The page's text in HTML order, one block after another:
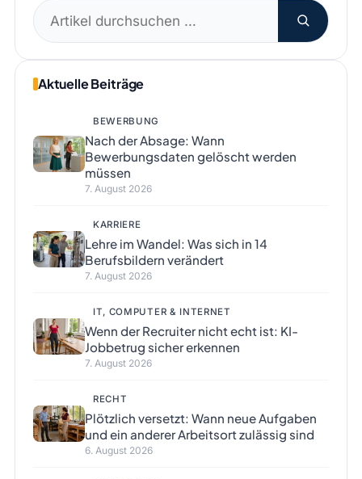
Suchen
nach:
Aktuelle Beiträge
BEWERBUNG
Nach der Absage: Wann
Bewerbungsdaten gelöscht werden
müssen
7. August 2026
KARRIERE
Lehre im Wandel: Was sich in 14
Berufsbildern verändert
7. August 2026
IT, COMPUTER & INTERNET
Wenn der Recruiter nicht echt ist: KI-
Jobbetrug sicher erkennen
7. August 2026
RECHT
Plötzlich versetzt: Wann neue Aufgaben
und ein anderer Arbeitsort zulässig sind
6. August 2026